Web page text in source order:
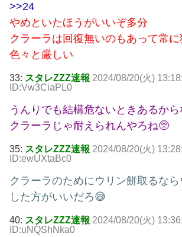
>>24
やめといたほうがいいぞ多分
クラーラは回復無いのもあって常に
色々と厳しい
33: スタレZZZ速報 2024/08/20(火)
ID:Vw3CiaPL0
うんりでも結構危ないときあるから
クラーラじゃ耐えられんやろね🥺
35: スタレZZZ速報 2024/08/20(火)
ID:ewUXtaBc0
クラーラのためにウリン餅取るな
した方がいいだろ😅
40: スタレZZZ速報 2024/08/20(火)
ID:uNQShNka0